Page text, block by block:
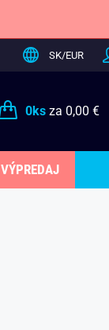
SK/EUR
0ksza 0,00 €
VÝPREDAJ